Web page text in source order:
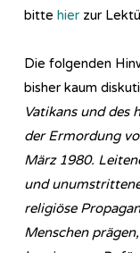
bitte hier zur
Die folgenden
bisher kaum
Vatikans und des
der Ermordung
März 1980.
und
religiöse
Menschen